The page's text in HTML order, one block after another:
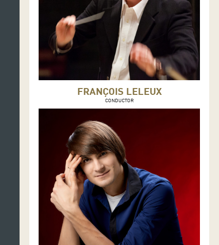
FRANÇOIS LELEUX
CONDUCTOR